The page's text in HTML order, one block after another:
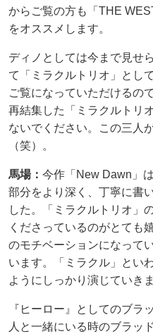
からご覧の方も「THE
をオススメします。
ディノとしては今まで見せ
て「ミラクルトリオ」とし
ご覧になっていただけるの
再結集した「ミラクルトリ
ないでください。この三人
（笑）。
馬場： 今作「New Dawn」
部分をより深く、丁寧に書
した。「ミラクルトリオ」
くださっているのがとても
のモチベーションになって
います。「ミラクル」とい
ようにしっかり演じていきま
『ヒーロー』としてのブラ
人と一緒にいる時のブラッ